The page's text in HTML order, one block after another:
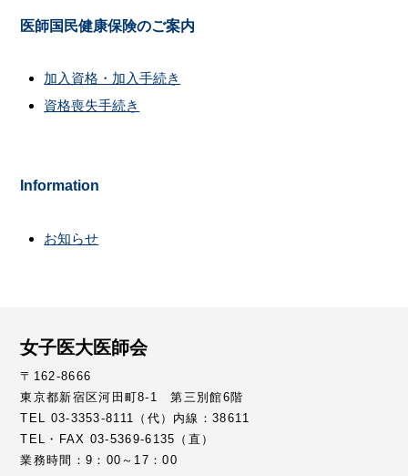
医師国民健康保険のご案内
加入資格・加入手続き
資格喪失手続き
Information
お知らせ
女子医大医師会
〒162-8666
東京都新宿区河田町8-1 第三別館6階
TEL 03-3353-8111（代）内線：38611
TEL・FAX 03-5369-6135（直）
業務時間：9：00～17：00